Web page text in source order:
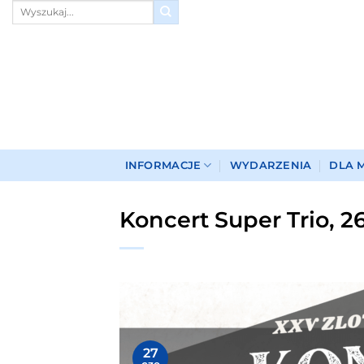
Przewiń
INFORMACJE WYDARZENIA DLA
Koncert Super Trio,
27